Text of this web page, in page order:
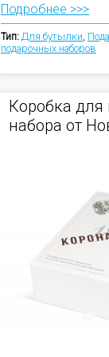
Подробнее >>>
Тип: Для бутылки,
подарочных наборов
Коробка для
набора от